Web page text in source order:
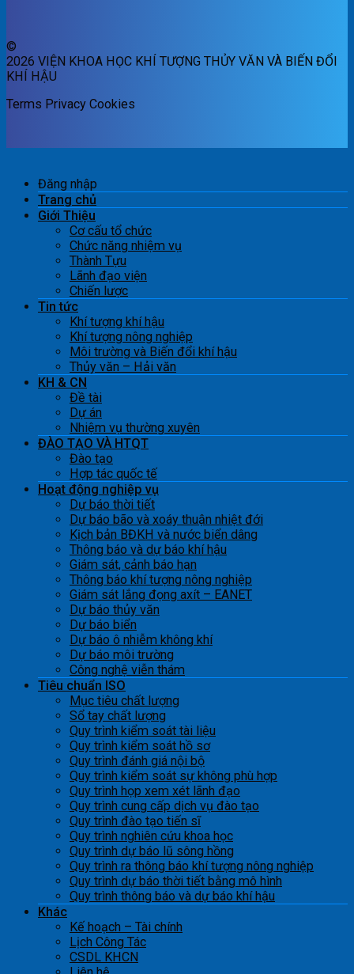
©
2026 VIỆN KHOA HỌC KHÍ TƯỢNG THỦY VĂN VÀ BIẾN ĐỔI
KHÍ HẬU
Terms Privacy Cookies
Đăng nhập
Trang chủ
Giới Thiệu
Cơ cấu tổ chức
Chức năng nhiệm vụ
Thành Tựu
Lãnh đạo viện
Chiến lược
Tin tức
Khí tượng khí hậu
Khí tượng nông nghiệp
Môi trường và Biến đổi khí hậu
Thủy văn – Hải văn
KH & CN
Đề tài
Dự án
Nhiệm vụ thường xuyên
ĐÀO TẠO VÀ HTQT
Đào tạo
Hợp tác quốc tế
Hoạt động nghiệp vụ
Dự báo thời tiết
Dự báo bão và xoáy thuận nhiệt đới
Kịch bản BĐKH và nước biển dâng
Thông báo và dự báo khí hậu
Giám sát, cảnh báo hạn
Thông báo khí tượng nông nghiệp
Giám sát lắng đọng axít – EANET
Dự báo thủy văn
Dự báo biển
Dự báo ô nhiễm không khí
Dự báo môi trường
Công nghệ viễn thám
Tiêu chuẩn ISO
Mục tiêu chất lượng
Sổ tay chất lượng
Quy trình kiểm soát tài liệu
Quy trình kiểm soát hồ sơ
Quy trình đánh giá nội bộ
Quy trình kiểm soát sự không phù hợp
Quy trình họp xem xét lãnh đạo
Quy trình cung cấp dịch vụ đào tạo
Quy trình đào tạo tiến sĩ
Quy trình nghiên cứu khoa học
Quy trình dự báo lũ sông hồng
Quy trình ra thông báo khí tượng nông nghiệp
Quy trình dự báo thời tiết bằng mô hình
Quy trình thông báo và dự báo khí hậu
Khác
Kế hoạch – Tài chính
Lịch Công Tác
CSDL KHCN